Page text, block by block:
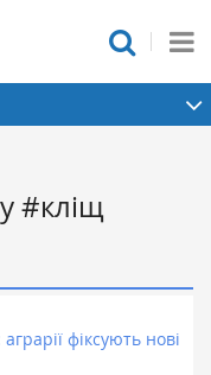
#кліщ
фіксують нові